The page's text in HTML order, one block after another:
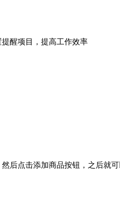
醒项目，提高工作效率
后点击添加商品按钮，之后就